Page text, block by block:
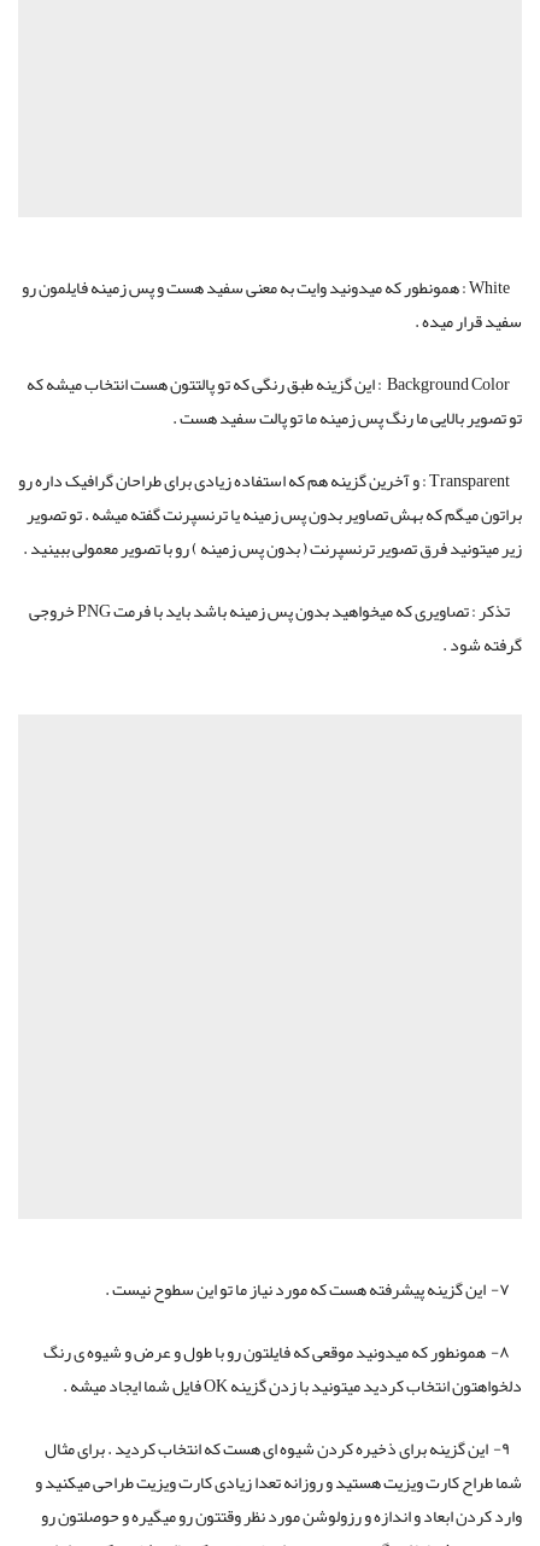
White : همونطور که میدونید وایت به معنی سفید هست و پس زمینه فایلمون رو
سفید قرار میده .
Background Color : این گزینه طبق رنگی که تو پالتتون هست انتخاب میشه که
تو تصویر بالایی ما رنگ پس زمینه ما تو پالت سفید هست .
Transparent : و آخرین گزینه هم که استفاده زیادی برای طراحان گرافیک داره رو
براتون میگم که بهش تصاویر بدون پس زمینه یا ترنسپرنت گفته میشه . تو تصویر
زیر میتونید فرق تصویر ترنسپرنت ( بدون پس زمینه ) رو با تصویر معمولی ببینید .
تذکر : تصاویری که میخواهید بدون پس زمینه باشد باید با فرمت PNG خروجی
گرفته شود .
۸- همونطور که میدونید موقعی که فایلتون رو با طول و عرض و شیوه ی رنگ
دلخواهتون انتخاب کردید میتونید با زدن گزینه OK فایل شما ایجاد میشه .
۹- این گزینه برای ذخیره کردن شیوه ای هست که انتخاب کردید . برای مثال
شما طراح کارت ویزیت هستید و روزانه تعدا زیادی کارت ویزیت طراحی میکنید و
وارد کردن ابعاد و اندازه و رزولوشن مورد نظر وقتتون رو میگیره و حوصلتون رو